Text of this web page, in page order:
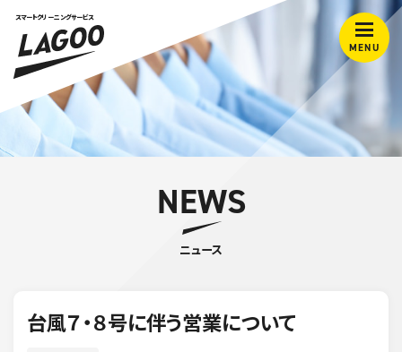
スマートクリーニングサービス
NEWS
ニュース
台風７・８号に伴う営業について
MENU